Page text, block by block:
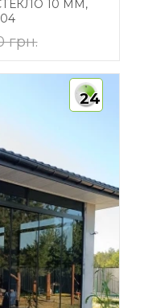
10 ММ,
грн.
24